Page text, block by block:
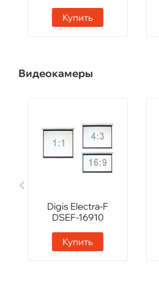
Купить
Видеокамеры
Digis Electra-F
DSEF-16910
Купить